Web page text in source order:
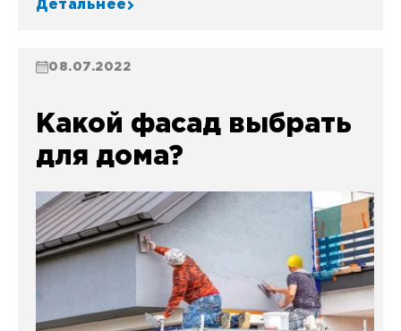
Детальнее
08.07.2022
Какой фасад выбрать
для дома?